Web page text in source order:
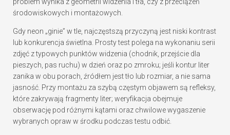
problem wynika z geometrii widzenia i tła, czy z przeciążeń
środowiskowych i montażowych.
Gdy neon „ginie” w tle, najczęstszą przyczyną jest niski kontrast
lub konkurencja świetlna. Prosty test polega na wykonaniu serii
zdjęć z typowych punktów widzenia (chodnik, przejście dla
pieszych, pas ruchu) w dzień oraz po zmroku; jeśli kontur liter
zanika w obu porach, źródłem jest tło lub rozmiar, a nie sama
jasność. Przy montażu za szybą częstym objawem są refleksy,
które zakrywają fragmenty liter; weryfikacja obejmuje
obserwację pod różnymi kątami oraz chwilowe wygaszenie
wybranych opraw w środku podczas testu odbić.